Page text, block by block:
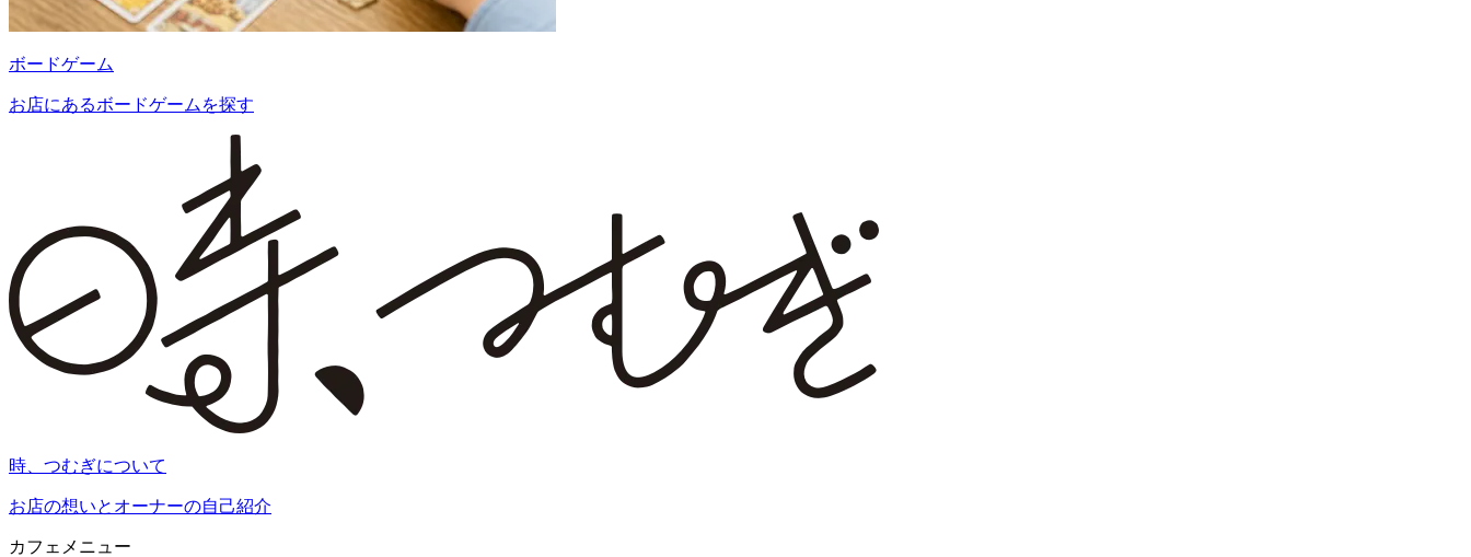
ボードゲーム
お店にあるボードゲームを探す
時、つむぎについて
お店の想いとオーナーの自己紹介
カフェメニュー